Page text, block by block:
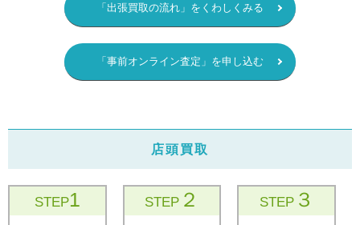
「出張買取の流れ」をくわしくみる
「事前オンライン査定」を申し込む
店頭買取
STEP1 STEP２ STEP３